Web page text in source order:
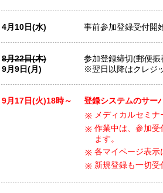
4月10日(水) 事前参加登録受付開
8月22日(木)
9月9日(月)
参加登録締切(郵便
※翌日以降はクレジ
9月17日(火)18時～
登録システムのサー
※ メディカルセミ
※ 作業中は、参加受
ます。
※ 各マイページ表示
※ 新規登録も一切受